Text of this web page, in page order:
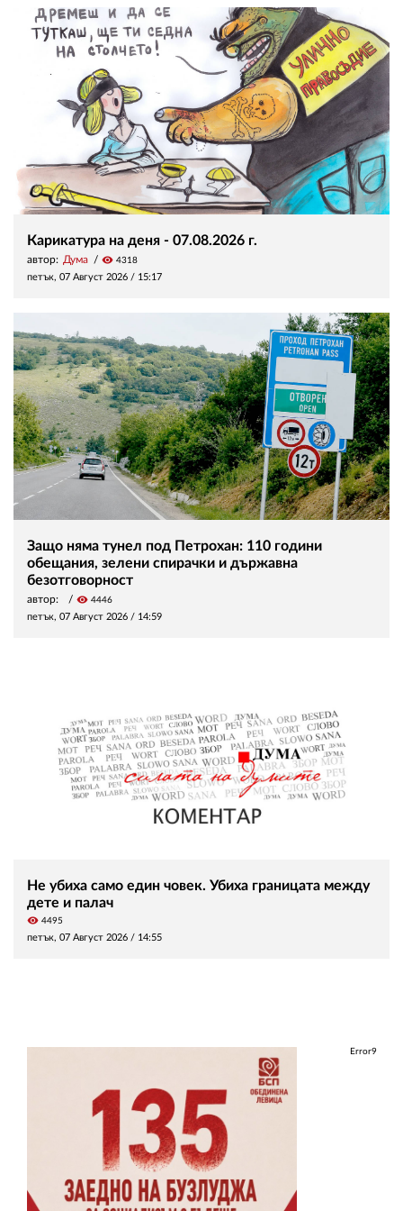
Карикатура на деня - 07.08.2026 г.
автор: Дума visibility 4318
петък, 07 Август 2026 / 15:17
Защо няма тунел под Петрохан: 110 години
обещания, зелени спирачки и държавна
безотговорност
автор: visibility 4446
петък, 07 Август 2026 / 14:59
Не убиха само един човек. Убиха границата между
дете и палач
visibility 4495
петък, 07 Август 2026 / 14:55
Error9